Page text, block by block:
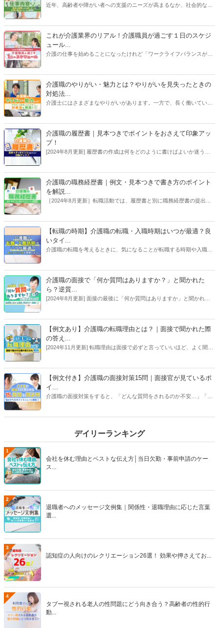
近年、高齢者や障がい者への支援のニーズが高まるなか、社会的なニ
情、仕事の魅力など、介護職の仕事に関する基礎知識を徹底解説しま
す。【執筆者：ささえるラボ編集部】
これが介護業界のリアル！介護職員が過ごす１日のスケジ
ュール...
介護の仕事を始めることになったけれど「ワークライフバランスが気
を抱える人もいるでしょう。そこで、施設のサービス形態ごとに、介
護職員が職場でどんな毎日を送っているのか詳しく解説します。「自
分がここで働くとしたら…」とイメージする参考にしてください。
介護職のやりがい・魅力とは？やりがいを見失ったときの
対処法...
介護士にはさまざまなやりがいがあります。一方で、長く働いている
った場合の対処法についても解説していきます。介護職のやりがいに
ついて知りたい方も、長く働いて初心を取り戻したい方もぜひご覧く
ださい。
介護職の履歴書｜見本つきでポイントをおさえて印象アッ
プ！
[2024年8月更新] 履歴書の作成は何をどのように書けばよいか迷う方
トを解説します！【執筆者：ささえるラボ編集部】
介護職の職務経歴書｜例文・見本つきで書き方のポイント
を解説...
［2024年8月更新］転職活動では、履歴書と別に職務経歴書の提出を
アピールできる職務経歴書が完成します！【執筆者：ささえるラボ編
集部、コラム／専門家：大庭 欣二】
【転職の時期】介護職の転職・入職時期はいつが最適？良
いタイ...
介護職の転職を考えるときに、気になることが転職する時期や入職す
しく解説します。（コラム：脇 健仁）
介護職の面接で「何か質問はありますか？」と聞かれた
ら？逆質...
[2024年8月更新] 面接の最後に「何か質問はありますか」と聞かれた
トを紹介します。【執筆者：ささえるラボ編集部、コラム／専門家：
大庭 欣二】
【例文あり】介護職の転職理由とは？｜面接で聞かれた際
の答え...
[2024年11月更新] 転職理由は面接で必ずと言っていいほど、よく聞か
担当者にマイナスイメージを与えることもあるので、この記事では介
護の転職時に転職理由をどのように伝えるべきか例文付きで解説しま
す！【執筆者：ささえるラボ編集部】
【例文付き】介護職の面接対策15問｜面接官が見ているポ
イ...
介護職の面接対策をすると、「どんな質問をされるのか不安…」「ど
NG回答例、面接マナーなども徹底解説！【執筆者／専門家：後藤 晴
紀、脇 健仁、伊藤 浩一】
デイリーランキング
1
会社を休む理由とベストな伝え方│当日欠勤・事前申請のケー
ス...
2
退職者へのメッセージ文例集｜関係性・退職理由に応じた言葉
選...
3
認知症の人向けのレクリエーション26選！ 効果や押さえてお...
4
タブー視される老人の性問題にどう向き合う？高齢者の性的行
動...